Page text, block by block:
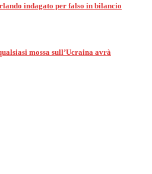
indagato per falso in bilancio
mossa sull’Ucraina avrà